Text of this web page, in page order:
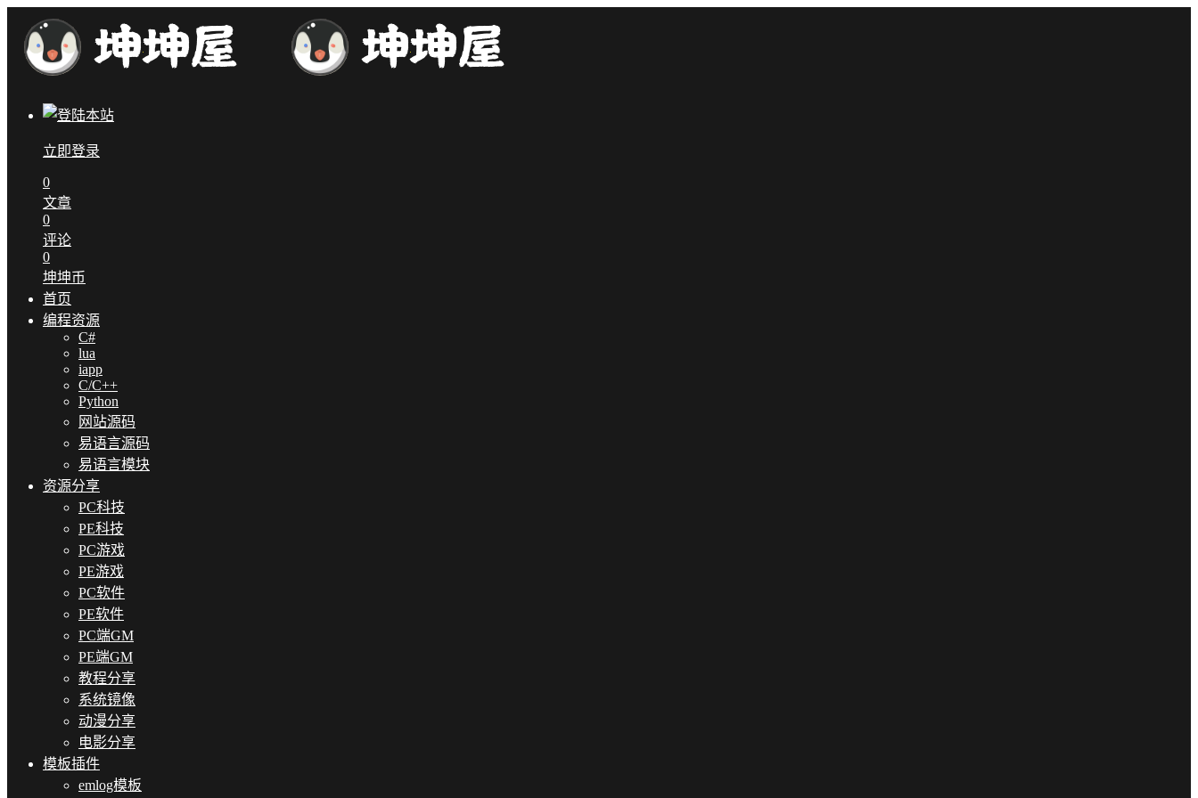
立即登录
0
文章
0
评论
0
坤坤币
首页
编程资源
C#
lua
iapp
C/C++
Python
网站源码
易语言源码
易语言模块
资源分享
PC科技
PE科技
PC游戏
PE游戏
PC软件
PE软件
PC端GM
PE端GM
教程分享
系统镜像
动漫分享
电影分享
模板插件
emlog模板